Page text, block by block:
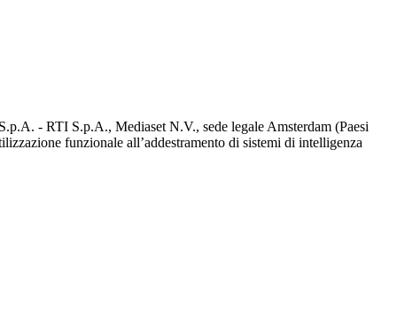
- RTI S.p.A., Mediaset N.V., sede legale Amsterdam (Paesi
funzionale all’addestramento di sistemi di intelligenza